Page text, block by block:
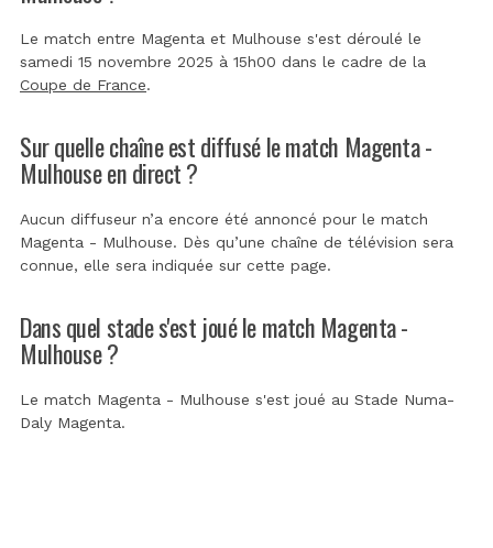
Le match entre Magenta et Mulhouse s'est déroulé le
samedi 15 novembre 2025 à 15h00 dans le cadre de la
Coupe de France.
Sur quelle chaîne est diffusé le match Magenta -
Mulhouse en direct ?
Aucun diffuseur n’a encore été annoncé pour le match
Magenta - Mulhouse. Dès qu’une chaîne de télévision sera
connue, elle sera indiquée sur cette page.
Dans quel stade s'est joué le match Magenta -
Mulhouse ?
Le match Magenta - Mulhouse s'est joué au Stade Numa-
Daly Magenta.